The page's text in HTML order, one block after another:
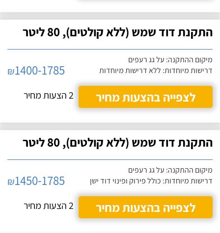
התקנת דוד שמש (ללא קולטים), 80 ליטר
מיקום ההתקנה: על גג רעפים
דרישות מיוחדות: ללא דרישות מיוחדות
₪1400-1785
לצפייה בהצעות מחיר
2 הצעות מחיר
התקנת דוד שמש (ללא קולטים), 80 ליטר
מיקום ההתקנה: על גג רעפים
דרישות מיוחדות: כולל פירוק ופינוי דוד ישן
₪1450-1785
לצפייה בהצעות מחיר
2 הצעות מחיר